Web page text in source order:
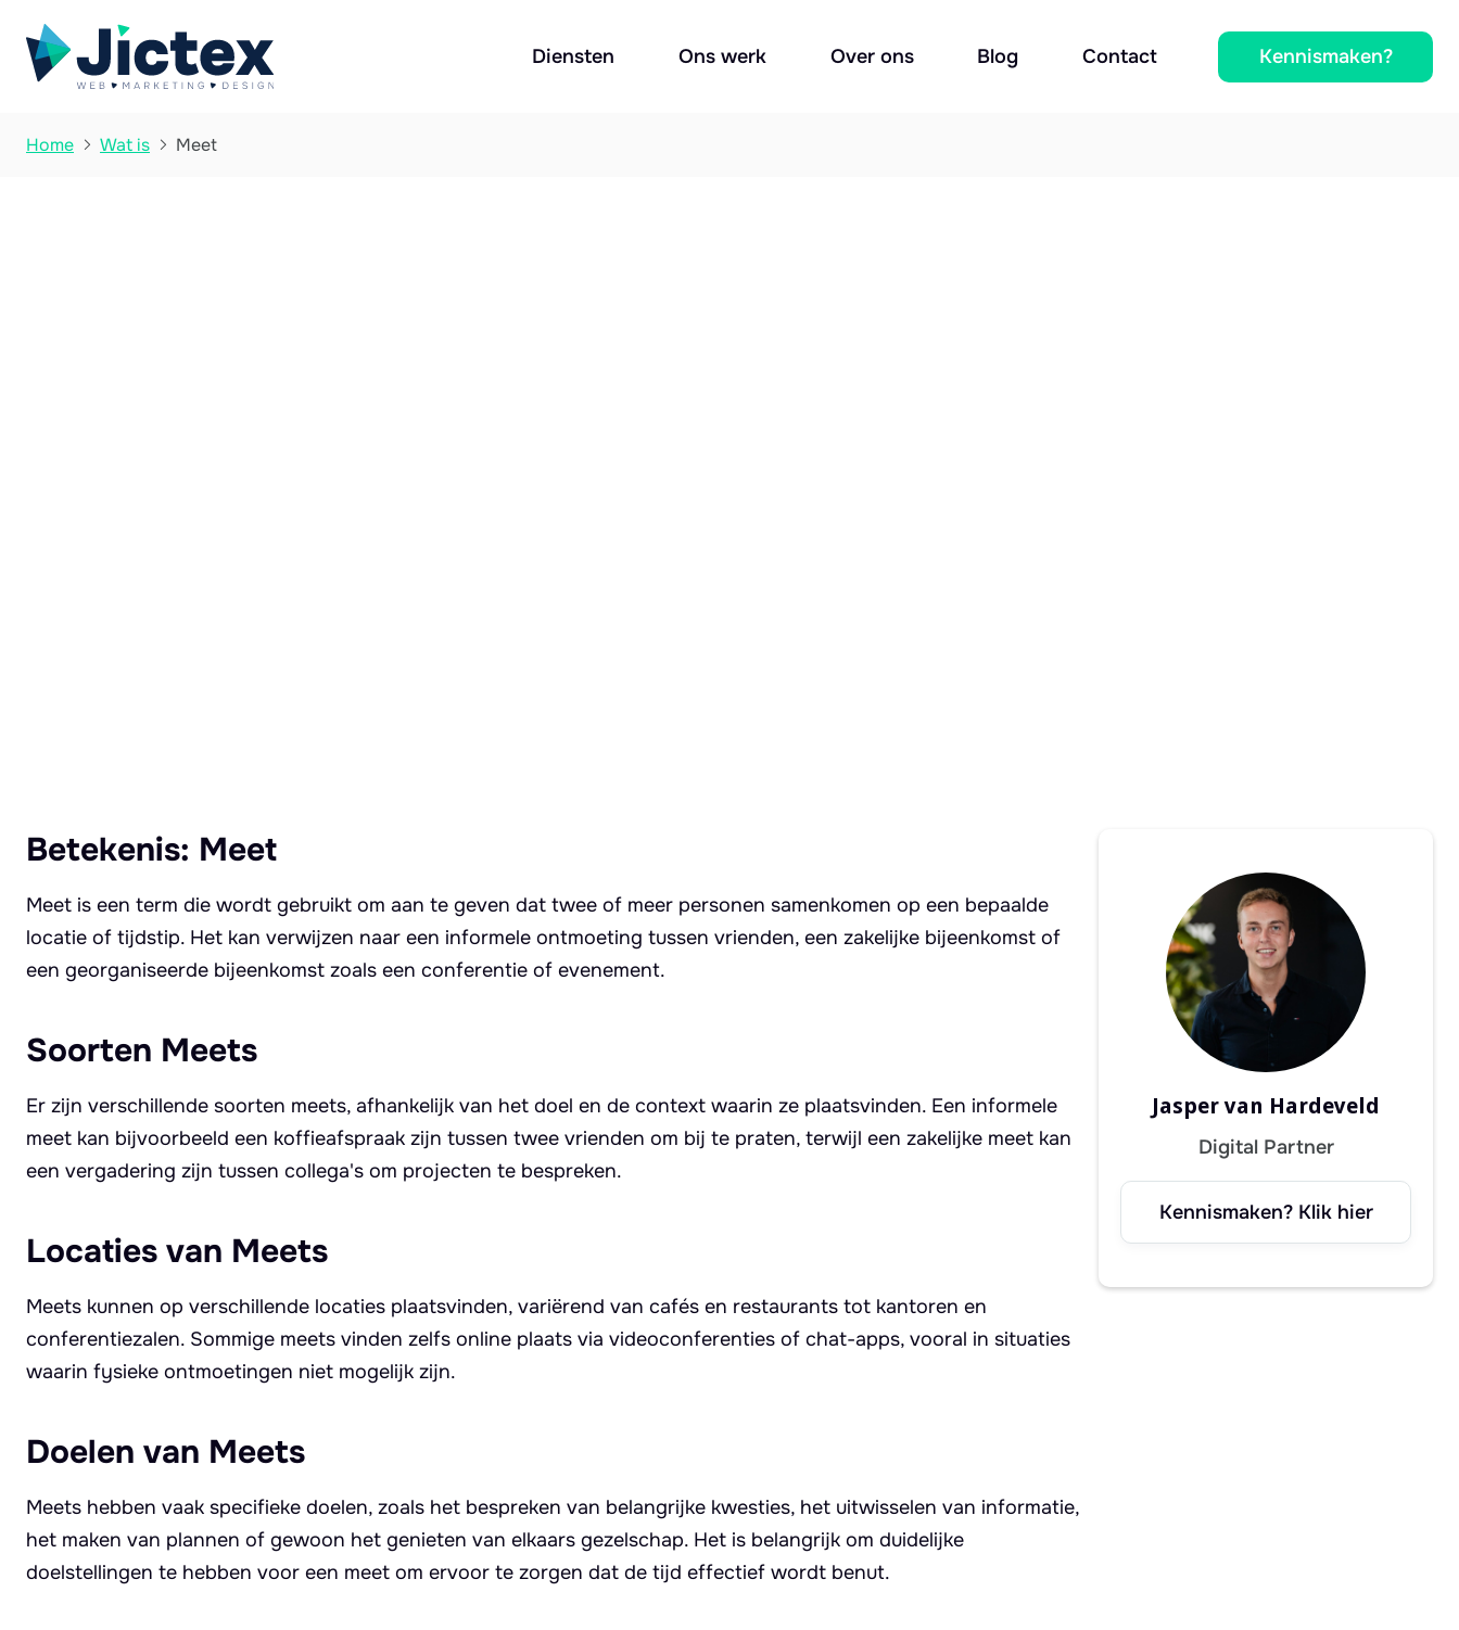
Diensten Ons werk Over ons Blog Contact Kennismaken?
Home  Wat is  Meet
Betekenis: Meet
Meet is een term die wordt gebruikt om aan te geven dat twee of meer personen samenkomen op een bepaalde
locatie of tijdstip. Het kan verwijzen naar een informele ontmoeting tussen vrienden, een zakelijke bijeenkomst of
een georganiseerde bijeenkomst zoals een conferentie of evenement.
Soorten Meets
Er zijn verschillende soorten meets, afhankelijk van het doel en de context waarin ze plaatsvinden. Een informele
meet kan bijvoorbeeld een koffieafspraak zijn tussen twee vrienden om bij te praten, terwijl een zakelijke meet kan
een vergadering zijn tussen collega's om projecten te bespreken.
Locaties van Meets
Meets kunnen op verschillende locaties plaatsvinden, variërend van cafés en restaurants tot kantoren en
conferentiezalen. Sommige meets vinden zelfs online plaats via videoconferenties of chat-apps, vooral in situaties
waarin fysieke ontmoetingen niet mogelijk zijn.
Doelen van Meets
Meets hebben vaak specifieke doelen, zoals het bespreken van belangrijke kwesties, het uitwisselen van informatie,
het maken van plannen of gewoon het genieten van elkaars gezelschap. Het is belangrijk om duidelijke
doelstellingen te hebben voor een meet om ervoor te zorgen dat de tijd effectief wordt benut.
Jasper van Hardeveld
Digital Partner
Kennismaken? Klik hier